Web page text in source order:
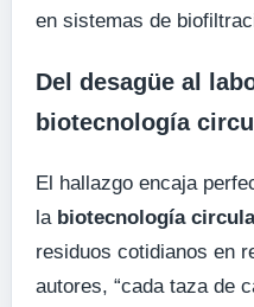
en sistemas de
Del desagüe al
biotecnología
El hallazgo encaja
la biotecnología
residuos cotidianos en
autores, “cada taza de